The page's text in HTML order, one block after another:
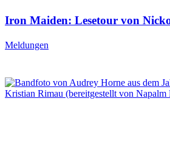
Iron Maiden: Lesetour von
Meldungen